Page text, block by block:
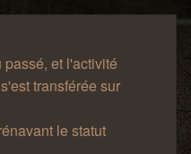
passé, et l'activité
transférée sur
le statut